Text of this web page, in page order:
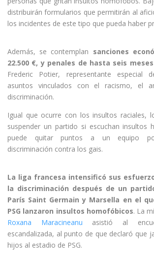
distribuirán formularios que permitirán al
los incidentes de este tipo que pueda haber
Además, se contemplan sanciones
22.500 €, y penales de hasta seis
Frederic Potier, representante especial
asuntos vinculados con el racismo, el
discriminación.
Igual que ocurre con los insultos raciales,
suspender un partido si escuchan insultos
puede quitar puntos a un equipo
discriminación contra los gais.
La liga francesa intensificó sus
la discriminación después de un
París Saint Germain y Marsella en el
PSG lanzaron insultos homofóbicos. La
Roxana Maracineanu asistió al
escandalizada, al punto de que declaró que
hijos al estadio de PSG.